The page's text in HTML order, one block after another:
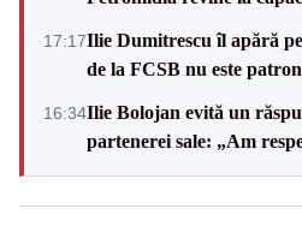
17:17Ilie Dumitrescu îl apără
de la FCSB nu este
16:34Ilie Bolojan evită un
partenerei sale: „Am